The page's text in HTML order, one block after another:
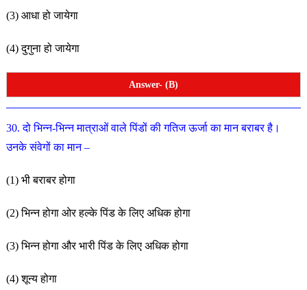
(3) आधा हो जायेगा
(4) दुगुना हो जायेगा
Answer- (B)
30. दो भिन्न-भिन्न मात्राओं वाले पिंडों की गतिज ऊर्जा का मान बराबरहै।
उनके संवेगों का मान –
(1) भी बराबर होगा
(2) भिन्न होगा ओर हल्के पिंड के लिए अधिक होगा
(3) भिन्न होगा और भारी पिंड के लिए अधिक होगा
(4) शून्य होगा